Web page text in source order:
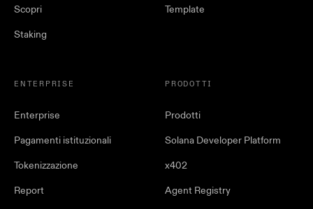
Scopri
Staking
Template
ENTERPRISE
Enterprise
Pagamenti istituzionali
Tokenizzazione
Report
PRODOTTI
Prodotti
Solana Developer Platform
x402
Agent Registry